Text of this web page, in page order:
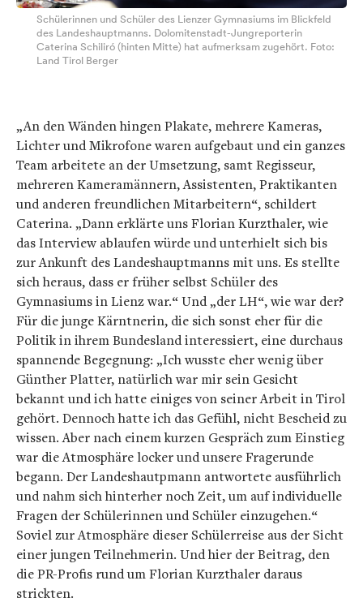
Schülerinnen und Schüler des Lienzer Gymnasiums im Blickfeld
des Landeshauptmanns. Dolomitenstadt-Jungreporterin
Caterina Schiliró (hinten Mitte) hat aufmerksam zugehört. Foto:
Land Tirol Berger
„An den Wänden hingen Plakate, mehrere Kameras,
Lichter und Mikrofone waren aufgebaut und ein ganzes
Team arbeitete an der Umsetzung, samt Regisseur,
mehreren Kameramännern, Assistenten, Praktikanten
und anderen freundlichen Mitarbeitern“, schildert
Caterina. „Dann erklärte uns Florian Kurzthaler, wie
das Interview ablaufen würde und unterhielt sich bis
zur Ankunft des Landeshauptmanns mit uns. Es stellte
sich heraus, dass er früher selbst Schüler des
Gymnasiums in Lienz war.“ Und „der LH“, wie war der?
Für die junge Kärntnerin, die sich sonst eher für die
Politik in ihrem Bundesland interessiert, eine durchaus
spannende Begegnung: „Ich wusste eher wenig über
Günther Platter, natürlich war mir sein Gesicht
bekannt und ich hatte einiges von seiner Arbeit in Tirol
gehört. Dennoch hatte ich das Gefühl, nicht Bescheid zu
wissen. Aber nach einem kurzen Gespräch zum Einstieg
war die Atmosphäre locker und unsere Fragerunde
begann. Der Landeshautpmann antwortete ausführlich
und nahm sich hinterher noch Zeit, um auf individuelle
Fragen der Schülerinnen und Schüler einzugehen.“
Soviel zur Atmosphäre dieser Schülerreise aus der Sicht
einer jungen Teilnehmerin. Und hier der Beitrag, den
die PR-Profis rund um Florian Kurzthaler daraus
strickten.